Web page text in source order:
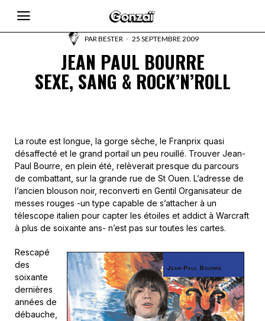
PARBESTER 25 SEPTEMBRE 2009
JEAN PAUL BOURRE
SEXE, SANG & ROCK’N’ROLL
La route est longue, la gorge sèche, le Franprix quasi
désaffecté et le grand portail un peu rouillé. Trouver Jean-
Paul Bourre, en plein été, relèverait presque du parcours
de combattant, sur la grande rue de St Ouen. L’adresse de
l’ancien blouson noir, reconverti en Gentil Organisateur de
messes rouges -un type capable de s’attacher à un
télescope italien pour capter les étoiles et addict à Warcraft
à plus de soixante ans- n’est pas sur toutes les cartes.
Rescapé
des
soixante
dernières
années de
débauche,